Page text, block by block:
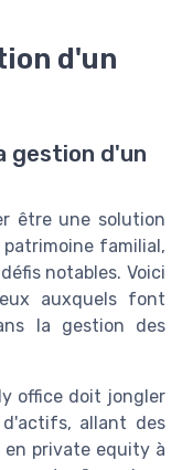
d'un
gestion d'un
être une solution
familial,
notables. Voici
auxquels font
la gestion des
office doit jongler
allant des
en private equity à